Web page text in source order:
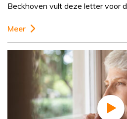
Beckhoven vult deze letter voor
Meer